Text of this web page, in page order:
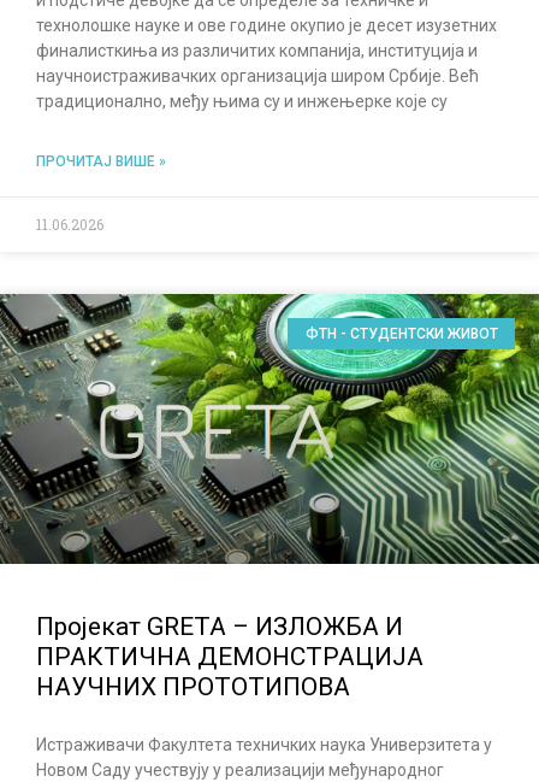
технолошке науке и ове године окупио је десет изузетних
финалисткиња из различитих компанија, институција и
научноистраживачких организација широм Србије. Већ
традиционално, међу њима су и инжењерке које су
ПРОЧИТАЈ ВИШЕ »
11.06.2026
ФТН - СТУДЕНТСКИ ЖИВОТ
Пројекат GRETA – ИЗЛОЖБА И
ПРАКТИЧНА ДЕМОНСТРАЦИЈА
НАУЧНИХ ПРОТОТИПОВА
Истраживачи Факултета техничких наука Универзитета у
Новом Саду учествују у реализацији међународног